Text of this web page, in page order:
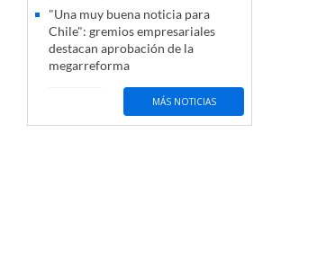
"Una muy buena noticia para
Chile": gremios empresariales
destacan aprobación de la
megarreforma
MÁS NOTICIAS